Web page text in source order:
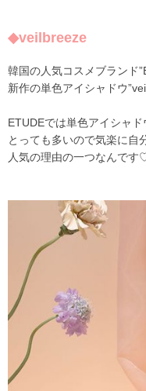
◆veilbreeze
韓国の人気コスメブランド
新作の単色アイシャドウ
ETUDEでは単色アイシャ
とっても多いので気楽に自
人気の理由の一つなんです